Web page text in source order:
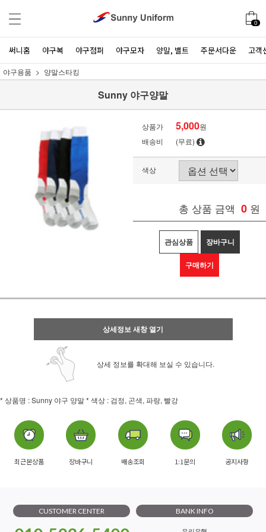
0
써니홈 야구복 야구점퍼 야구모자 양말, 밸트 주문서다운 고객
야구용품 양말스타킹
Sunny 야구양말
상품가 5,000원
배송비
(무료)
색상
총 상품 금액 0 원
관심상품 장바구니
구매하기
상세정보 새창 열기
상세 정보를 확대해 보실 수 있습니다.
* 상품명 : Sunny 야구 양말 * 색상 : 검정, 곤색, 파랑, 빨강
최근본상품 장바구니 배송조회 1:1문의 공지사항
CUSTOMER CENTER BANK INFO